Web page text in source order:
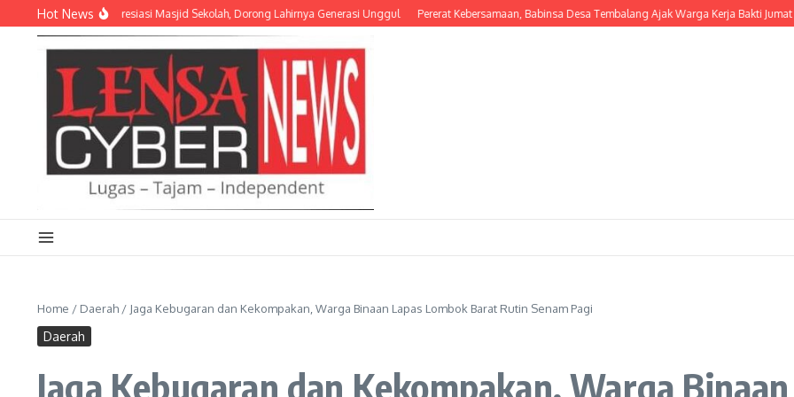
Lewati ke konten
Hot News
Purwosari Apresiasi Masjid Sekolah, Dorong Lahirnya Generasi Unggul Pererat Kebersamaan, Babinsa Desa Tembalang Ajak Warga Kerja Bakti Jumat Bersih
Home / Daerah / Jaga Kebugaran dan Kekompakan, Warga Binaan Lapas Lombok Barat Rutin Senam Pagi
Daerah
Jaga Kebugaran dan Kekompakan, Warga